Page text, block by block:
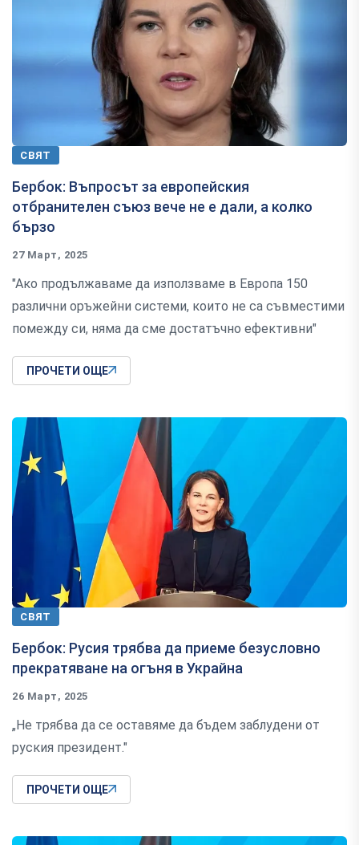
СВЯТ
Бербок: Въпросът за европейския
отбранителен съюз вече не е дали, а колко
бързо
27 Март, 2025
"Ако продължаваме да използваме в Европа 150
различни оръжейни системи, които не са съвместими
помежду си, няма да сме достатъчно ефективни"
ПРОЧЕТИ ОЩЕ
СВЯТ
Бербок: Русия трябва да приеме безусловно
прекратяване на огъня в Украйна
26 Март, 2025
„Не трябва да се оставяме да бъдем заблудени от
руския президент."
ПРОЧЕТИ ОЩЕ